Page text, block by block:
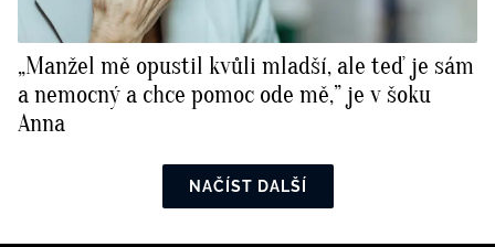
„Manžel mě opustil kvůli mladší, ale teď je sám
a nemocný a chce pomoc ode mě,” je v šoku
Anna
NAČÍST DALŠÍ